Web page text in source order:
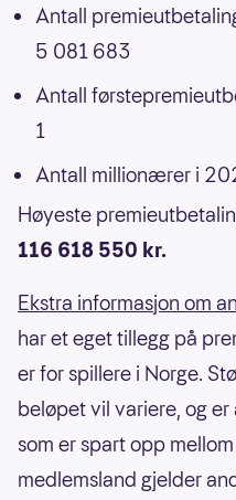
Antall
5 081 683
Antall
1
Antall millionærer i
Høyeste
116 618 550 kr.
Ekstra informasjon om
har et eget tillegg på
er for spillere i Norge.
beløpet vil variere, og
som er spart opp
medlemsland gjelder